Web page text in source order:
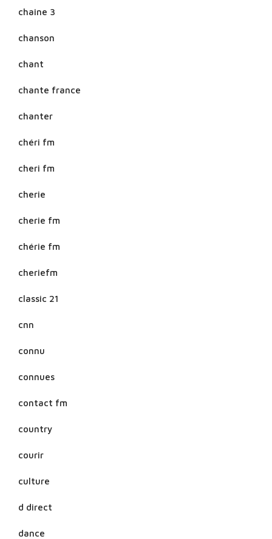
chaine 3
chanson
chant
chante france
chanter
chéri fm
cheri fm
cherie
cherie fm
chérie fm
cheriefm
classic 21
cnn
connu
connues
contact fm
country
courir
culture
d direct
dance